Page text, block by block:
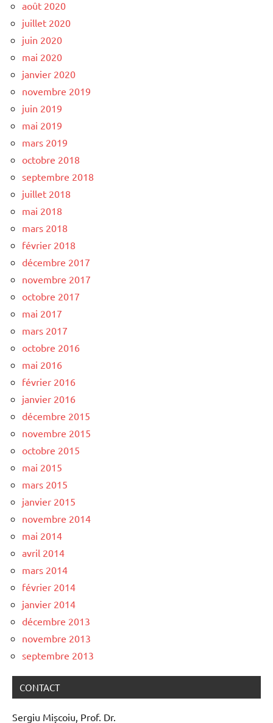
août 2020
juillet 2020
juin 2020
mai 2020
janvier 2020
novembre 2019
juin 2019
mai 2019
mars 2019
octobre 2018
septembre 2018
juillet 2018
mai 2018
mars 2018
février 2018
décembre 2017
novembre 2017
octobre 2017
mai 2017
mars 2017
octobre 2016
mai 2016
février 2016
janvier 2016
décembre 2015
novembre 2015
octobre 2015
mai 2015
mars 2015
janvier 2015
novembre 2014
mai 2014
avril 2014
mars 2014
février 2014
janvier 2014
décembre 2013
novembre 2013
septembre 2013
CONTACT
Sergiu Mișcoiu, Prof. Dr.